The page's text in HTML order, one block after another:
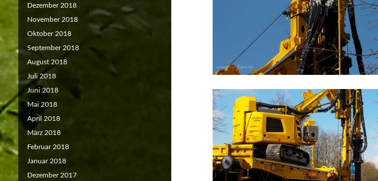
Dezember 2018
November 2018
Oktober 2018
September 2018
August 2018
Juli 2018
Juni 2018
Mai 2018
April 2018
März 2018
Februar 2018
Januar 2018
Dezember 2017